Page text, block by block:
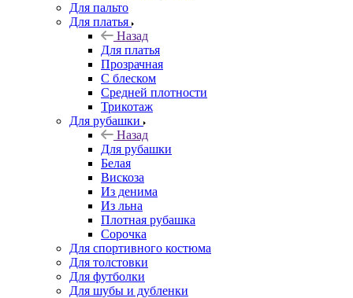
Для пальто
Для платья
Назад
Для платья
Прозрачная
С блеском
Средней плотности
Трикотаж
Для рубашки
Назад
Для рубашки
Белая
Вискоза
Из денима
Из льна
Плотная рубашка
Сорочка
Для спортивного костюма
Для толстовки
Для футболки
Для шубы и дубленки